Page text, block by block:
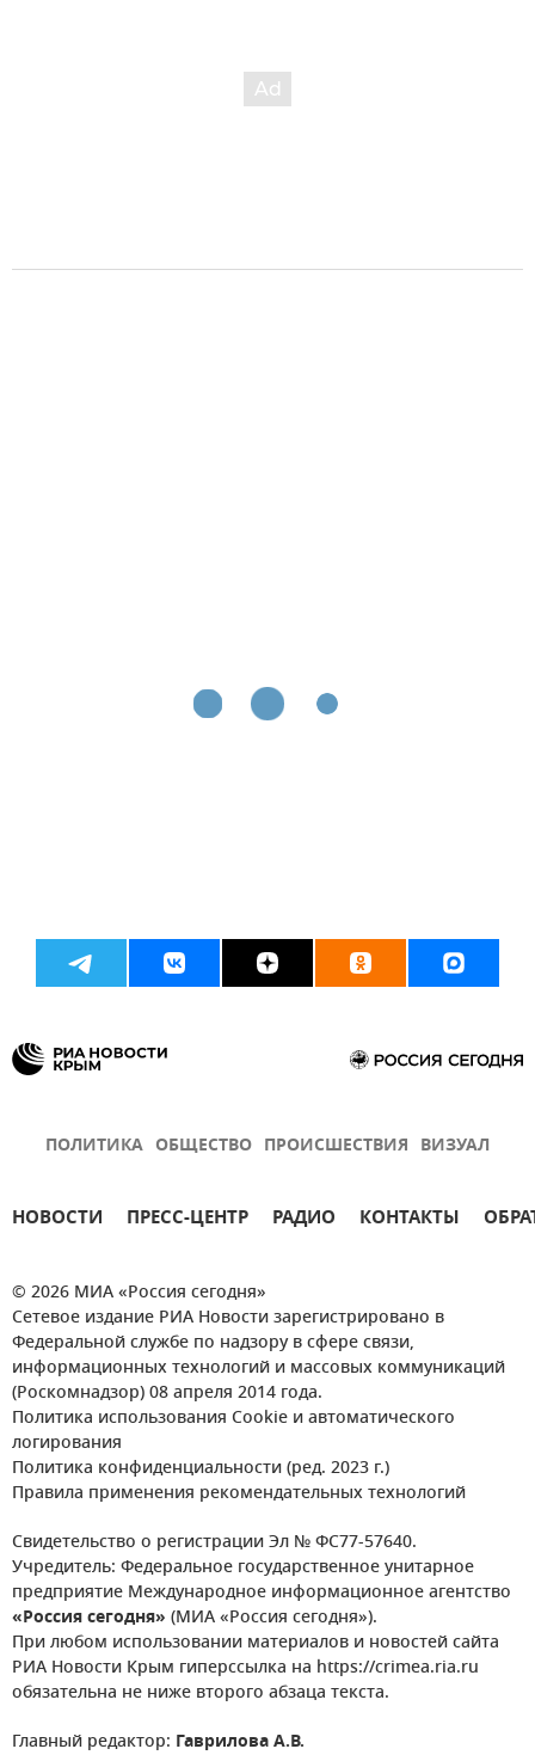
ПОЛИТИКА ОБЩЕСТВО ПРОИСШЕСТВИЯ ВИЗУАЛ
НОВОСТИ ПРЕСС-ЦЕНТР РАДИО КОНТАКТЫ
© 2026 МИА «Россия сегодня»
Сетевое издание РИА Новости зарегистрировано в
Федеральной службе по надзору в сфере связи,
информационных технологий и массовых коммуникаций
(Роскомнадзор) 08 апреля 2014 года.
Политика использования Cookie и автоматического
логирования
Политика конфиденциальности (ред. 2023 г.)
Правила применения рекомендательных технологий
Свидетельство о регистрации Эл № ФС77-57640.
Учредитель: Федеральное государственное унитарное
предприятие Международное информационное агентство
«Россия сегодня» (МИА «Россия сегодня»).
При любом использовании материалов и новостей сайта
РИА Новости Крым гиперссылка на https://crimea.ria.ru
обязательна не ниже второго абзаца текста.
Главный редактор: Гаврилова А.В.